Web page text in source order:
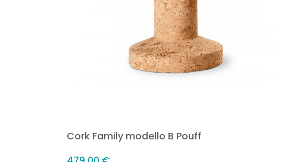
Cork Family modello B Pouff